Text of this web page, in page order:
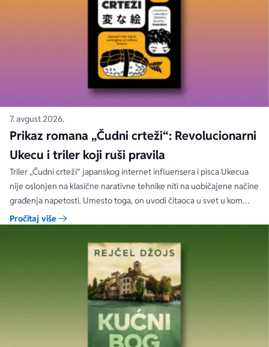
7. avgust 2026.
Prikaz romana „Čudni crteži“: Revolucionarni
Ukecu i triler koji ruši pravila
Triler „Čudni crteži“ japanskog internet influensera i pisca Ukecua
nije oslonjen na klasične narativne tehnike niti na uobičajene načine
građenja napetosti. Umesto toga, on uvodi čitaoca u svet u kom
priložene ilustracije govore više od reči, a ono što je nacrtano često
Pročitaj više